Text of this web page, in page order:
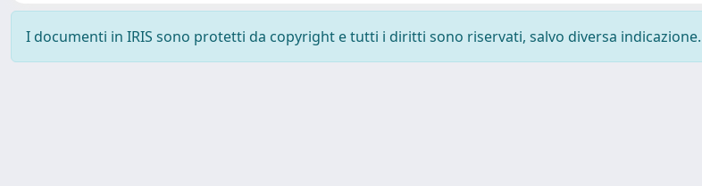
I documenti in IRIS sono protetti da copyright e tutti i diritti sono riservati, salvo diversa indicazione.